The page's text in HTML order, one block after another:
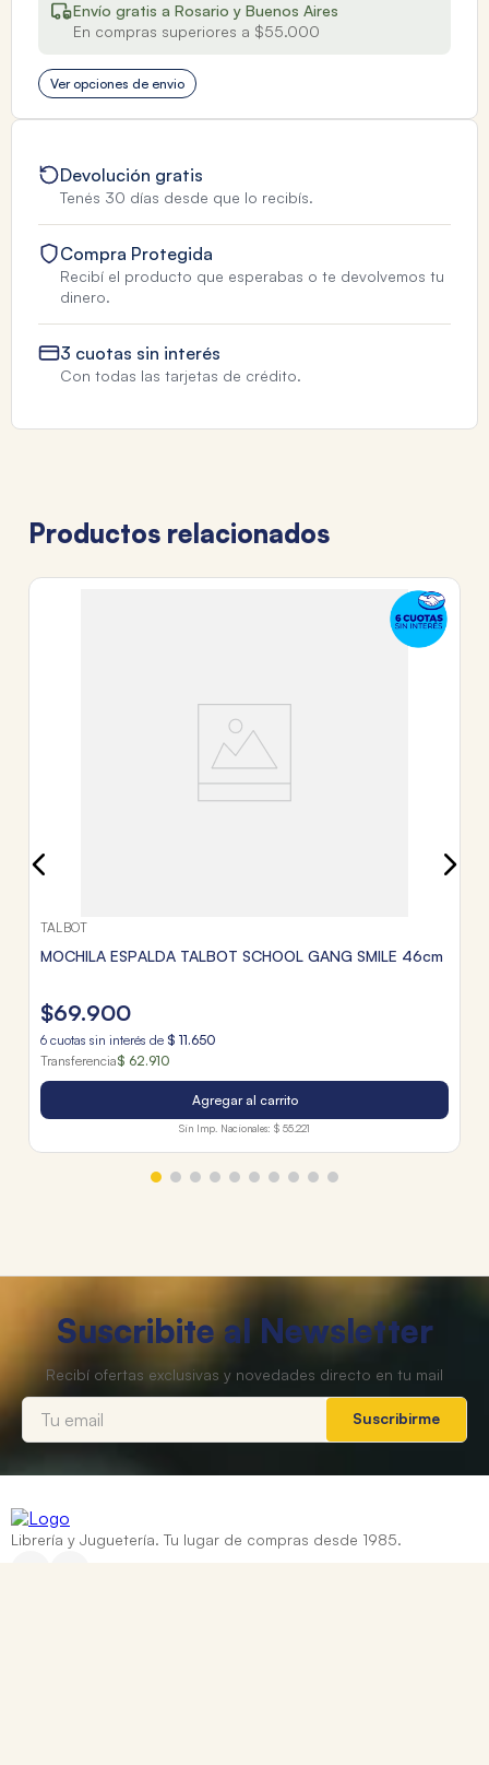
Envío gratis a Rosario y Buenos Aires
En compras superiores a $55.000
Ver opciones de envio
Devolución gratis
Tenés 30 días desde que lo recibís.
Compra Protegida
Recibí el producto que esperabas o te devolvemos tu
dinero.
3 cuotas sin interés
Con todas las tarjetas de crédito.
Productos relacionados
TALBOT
MOCHILA ESPALDA TALBOT SCHOOL GANG SMILE 46cm
$69.900
6 cuotas sin interés de $ 11.650
Transferencia$ 62.910
Agregar al carrito
Sin Imp. Nacionales: $ 55.221
Suscribite al Newsletter
Suscribirme
Librería y Juguetería. Tu lugar de compras desde 1985.